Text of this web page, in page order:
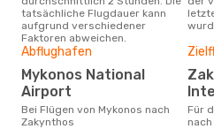
tatsächliche Flugdauer kann
aufgrund verschiedener
Faktoren abweichen.
Abflughafen
Mykonos National
Airport
Bei Flügen von Mykonos nach
Zakynthos
Zakynthos
Für die Strecke von Mykonos